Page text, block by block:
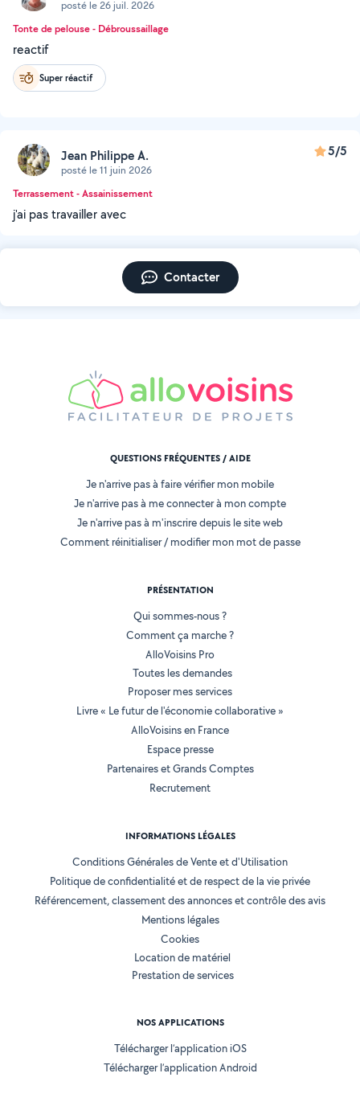
posté le 26 juil. 2026
Tonte de pelouse - Débroussaillage
reactif
Super réactif
Jean Philippe A.
posté le 11 juin 2026
5/5
Terrassement - Assainissement
j'ai pas travailler avec
Contacter
QUESTIONS FRÉQUENTES / AIDE
Je n'arrive pas à faire vérifier mon mobile
Je n'arrive pas à me connecter à mon compte
Je n'arrive pas à m'inscrire depuis le site web
Comment réinitialiser / modifier mon mot de passe
PRÉSENTATION
Qui sommes-nous ?
Comment ça marche ?
AlloVoisins Pro
Toutes les demandes
Proposer mes services
Livre « Le futur de l'économie collaborative »
AlloVoisins en France
Espace presse
Partenaires et Grands Comptes
Recrutement
INFORMATIONS LÉGALES
Conditions Générales de Vente et d'Utilisation
Politique de confidentialité et de respect de la vie privée
Référencement, classement des annonces et contrôle des avis
Mentions légales
Cookies
Location de matériel
Prestation de services
NOS APPLICATIONS
Télécharger l’application iOS
Télécharger l’application Android